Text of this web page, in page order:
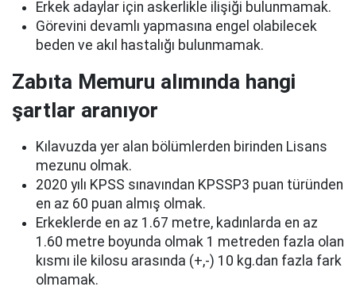
Erkek adaylar için askerlikle ilişiği bulunmamak.
Görevini devamlı yapmasına engel olabilecek
beden ve akıl hastalığı bulunmamak.
Zabıta Memuru alımında hangi
şartlar aranıyor
Kılavuzda yer alan bölümlerden birinden Lisans
mezunu olmak.
2020 yılı KPSS sınavından KPSSP3 puan türünden
en az 60 puan almış olmak.
Erkeklerde en az 1.67 metre, kadınlarda en az
1.60 metre boyunda olmak 1 metreden fazla olan
kısmı ile kilosu arasında (+,-) 10 kg.dan fazla fark
olmamak.